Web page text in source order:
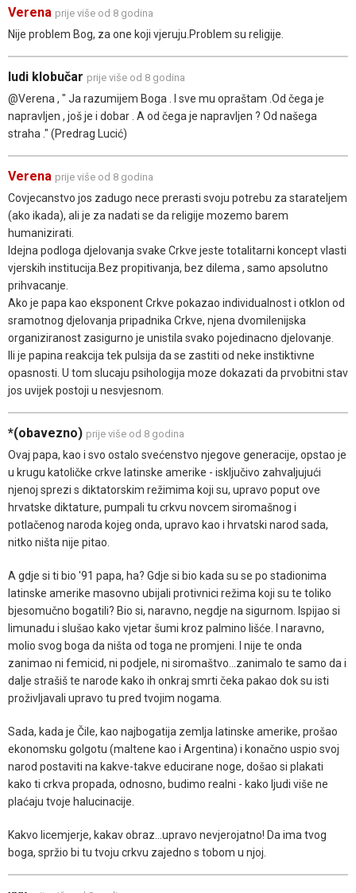
Verena prije više od 8 godina
Nije problem Bog, za one koji vjeruju.Problem su religije.
ludi klobučar prije više od 8 godina
@Verena , " Ja razumijem Boga . I sve mu opraštam .Od čega je
napravljen , još je i dobar . A od čega je napravljen ? Od našega
straha ." (Predrag Lucić)
Verena prije više od 8 godina
Covjecanstvo jos zadugo nece prerasti svoju potrebu za starateljem
(ako ikada), ali je za nadati se da religije mozemo barem
humanizirati.
Idejna podloga djelovanja svake Crkve jeste totalitarni koncept vlasti
vjerskih institucija.Bez propitivanja, bez dilema , samo apsolutno
prihvacanje.
Ako je papa kao eksponent Crkve pokazao individualnost i otklon od
sramotnog djelovanja pripadnika Crkve, njena dvomilenijska
organiziranost zasigurno je unistila svako pojedinacno djelovanje.
Ili je papina reakcija tek pulsija da se zastiti od neke instiktivne
opasnosti. U tom slucaju psihologija moze dokazati da prvobitni stav
jos uvijek postoji u nesvjesnom.
*(obavezno) prije više od 8 godina
Ovaj papa, kao i svo ostalo svećenstvo njegove generacije, opstao je
u krugu katoličke crkve latinske amerike - isključivo zahvaljujući
njenoj sprezi s diktatorskim režimima koji su, upravo poput ove
hrvatske diktature, pumpali tu crkvu novcem siromašnog i
potlačenog naroda kojeg onda, upravo kao i hrvatski narod sada,
nitko ništa nije pitao.
A gdje si ti bio '91 papa, ha? Gdje si bio kada su se po stadionima
latinske amerike masovno ubijali protivnici režima koji su te toliko
bjesomučno bogatili? Bio si, naravno, negdje na sigurnom. Ispijao si
limunadu i slušao kako vjetar šumi kroz palmino lišće. I naravno,
molio svog boga da ništa od toga ne promjeni. I nije te onda
zanimao ni femicid, ni podjele, ni siromaštvo...zanimalo te samo da i
dalje strašiš te narode kako ih onkraj smrti čeka pakao dok su isti
proživljavali upravo tu pred tvojim nogama.
Sada, kada je Čile, kao najbogatija zemlja latinske amerike, prošao
ekonomsku golgotu (maltene kao i Argentina) i konačno uspio svoj
narod postaviti na kakve-takve educirane noge, došao si plakati
kako ti crkva propada, odnosno, budimo realni - kako ljudi više ne
plaćaju tvoje halucinacije.
Kakvo licemjerje, kakav obraz...upravo nevjerojatno! Da ima tvog
boga, spržio bi tu tvoju crkvu zajedno s tobom u njoj.